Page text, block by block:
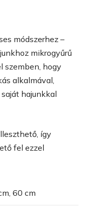
módszerhez –
mikrogyűrű
szemben, hogy
alkalmával,
hajunkkal
így
fel ezzel
60 cm